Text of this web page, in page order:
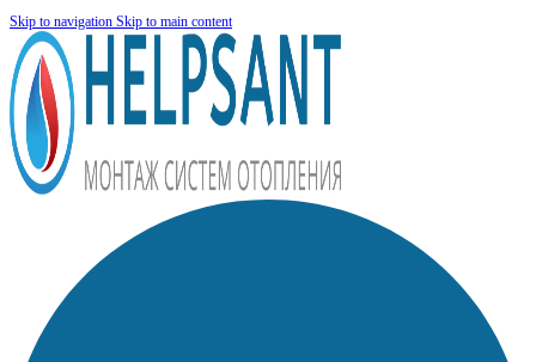
Skip to navigation Skip to main content